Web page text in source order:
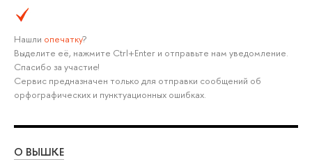
Нашли опечатку?
Выделите её, нажмите Ctrl+Enter и отправьте нам уведомление.
Спасибо за участие!
Сервис предназначен только для отправки сообщений об
орфографических и пунктуационных ошибках.
О ВЫШКЕ